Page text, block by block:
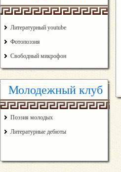
Литературный youtube
Фотопоэзия
Свободный микрофон
Молодежный клуб
Поэзия молодых
Литературные дебюты